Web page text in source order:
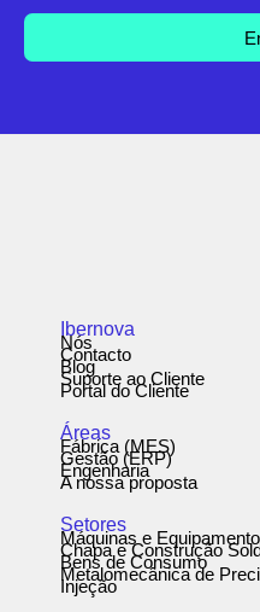
Ibernova
Nós
Contacto
Blog
Suporte ao Cliente
Portal do Cliente
Áreas
Fábrica (MES)
Gestão (ERP)
Engenharia
A nossa proposta
Setores
Máquinas e
Chapa e Construção
Bens de Consumo
Metalomecânica de
InjeçãoEspañol